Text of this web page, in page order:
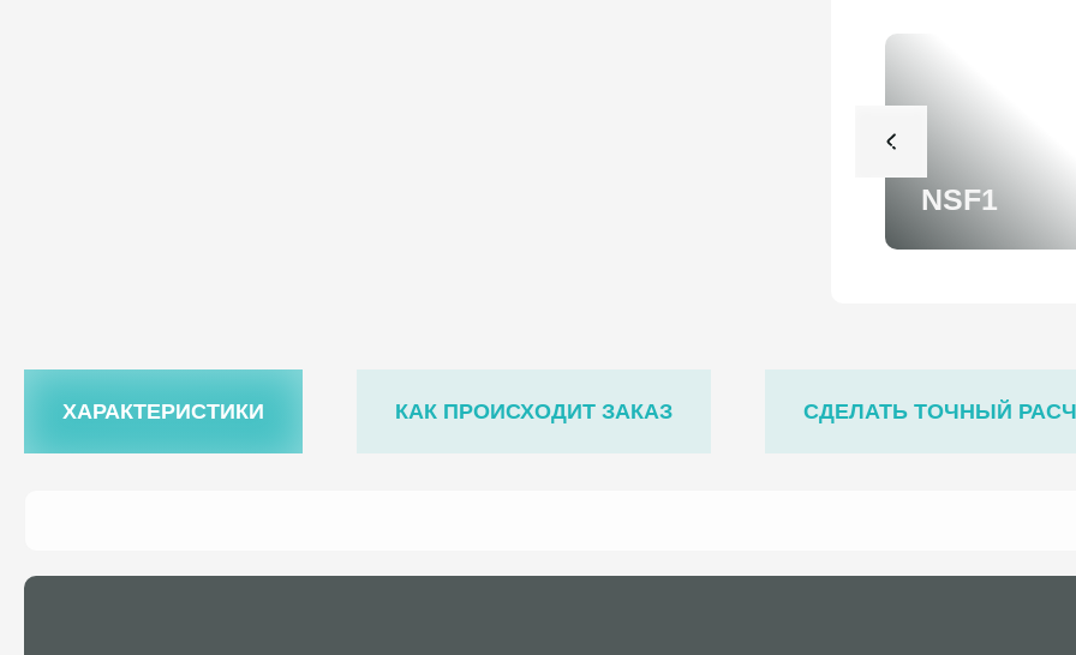
NSF1
ХАРАКТЕРИСТИКИ КАК ПРОИСХОДИТ ЗАКАЗ СДЕЛАТЬ ТОЧНЫЙ